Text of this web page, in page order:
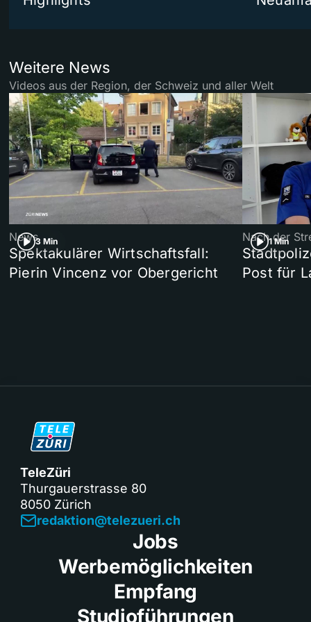
Weitere News
Videos aus der Region, der Schweiz und aller Welt
3 Min
News
Spektakulärer Wirtschaftsfall:
Pierin Vincenz vor Obergericht
1 Min
Nach der
Post für
TeleZüri
Thurgauerstrasse 80
8050 Zürich
redaktion@telezueri.ch
Jobs
Werbemöglichkeiten
Empfang
Studioführungen